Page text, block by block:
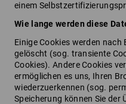
einem
Wie lange werden diese
Einige Cookies werden nach
gelöscht (sog. transiente
Cookies). Andere Cookies
ermöglichen es uns, Ihren
wiederzuerkennen (sog.
Speicherung können Sie der